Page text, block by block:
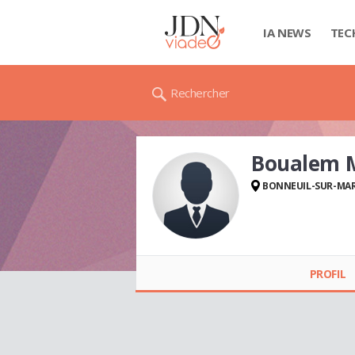
IA NEWS
Rechercher
Boualem
BONNEUIL-SUR-
PROFIL